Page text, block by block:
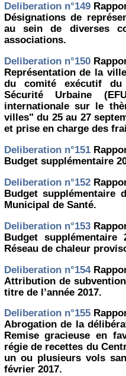
Deliberation n°149
Désignations de
au sein de diverses
associations.
Deliberation n°150
Représentation de la
du comité exécutif
Sécurité Urbaine
internationale sur le
villes" du 25 au 27
et prise en charge des
Deliberation n°151
Budget supplémentaire
Deliberation n°152
Budget supplémentaire
Municipal de Santé.
Deliberation n°153
Budget
Réseau de chaleur
Deliberation n°154
Attribution de
titre de l’année 2017.
Deliberation n°155
Abrogation de la
Remise gracieuse en
régie de recettes du
un ou plusieurs vols
février 2017.